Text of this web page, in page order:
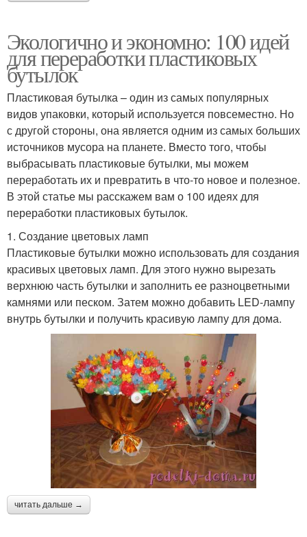
Экологично и экономно: 100 идей
для переработки пластиковых
бутылок
Пластиковая бутылка – один из самых популярных
видов упаковки, который используется повсеместно. Но
с другой стороны, она является одним из самых больших
источников мусора на планете. Вместо того, чтобы
выбрасывать пластиковые бутылки, мы можем
переработать их и превратить в что-то новое и полезное.
В этой статье мы расскажем вам о 100 идеях для
переработки пластиковых бутылок.
1. Создание цветовых ламп
Пластиковые бутылки можно использовать для создания
красивых цветовых ламп. Для этого нужно вырезать
верхнюю часть бутылки и заполнить ее разноцветными
камнями или песком. Затем можно добавить LED-лампу
внутрь бутылки и получить красивую лампу для дома.
читать дальше →